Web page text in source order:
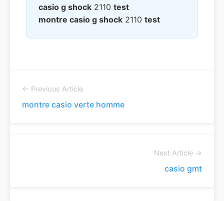
casio g shock 2110 test
montre casio g shock 2110 test
← Previous Article
montre casio verte homme
Next Article →
casio gmt